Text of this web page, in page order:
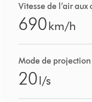
Vitesse de l’air aux
690km/h
Mode de projection
20l/s